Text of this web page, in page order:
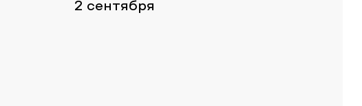
2 сентября